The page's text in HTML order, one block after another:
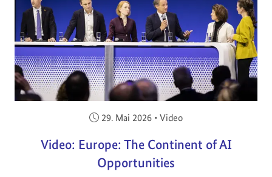
Veröffentlicht am:
29. Mai 2026 • Video
Video: Europe: The Continent of AI
Opportunities